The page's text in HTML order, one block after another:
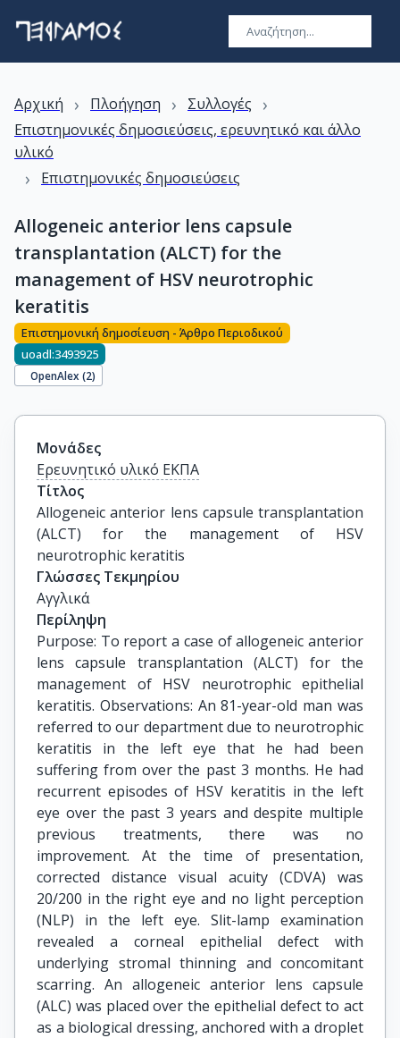
Αρχική › Πλοήγηση › Συλλογές ›
Επιστημονικές δημοσιεύσεις, ερευνητικό και άλλο
υλικό
› Επιστημονικές δημοσιεύσεις
Allogeneic anterior lens capsule
transplantation (ALCT) for the
management of HSV neurotrophic
keratitis
Επιστημονική δημοσίευση - Άρθρο Περιοδικού
uoadl:3493925
OpenAlex (2)
Μονάδες
Ερευνητικό υλικό ΕΚΠΑ
Τίτλος
Allogeneic anterior lens capsule transplantation
(ALCT) for the management of HSV
neurotrophic keratitis
Γλώσσες Τεκμηρίου
Αγγλικά
Περίληψη
Purpose: To report a case of allogeneic anterior
lens capsule transplantation (ALCT) for the
management of HSV neurotrophic epithelial
keratitis. Observations: An 81-year-old man was
referred to our department due to neurotrophic
keratitis in the left eye that he had been
suffering from over the past 3 months. He had
recurrent episodes of HSV keratitis in the left
eye over the past 3 years and despite multiple
previous treatments, there was no
improvement. At the time of presentation,
corrected distance visual acuity (CDVA) was
20/200 in the right eye and no light perception
(NLP) in the left eye. Slit-lamp examination
revealed a corneal epithelial defect with
underlying stromal thinning and concomitant
scarring. An allogeneic anterior lens capsule
(ALC) was placed over the epithelial defect to act
as a biological dressing, anchored with a droplet